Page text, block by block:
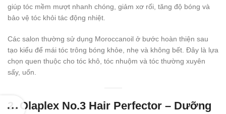
giúp tóc mềm mượt nhanh chóng, giảm xơ rối, tăng độ bóng và
bảo vệ tóc khỏi tác động nhiệt.
Các salon thường sử dụng Moroccanoil ở bước hoàn thiện sau
tạo kiểu để mái tóc trông bóng khỏe, nhẹ và không bết. Đây là lựa
chọn quen thuộc cho tóc khô, tóc nhuộm và tóc thường xuyên
sấy, uốn.
2. Olaplex No.3 Hair Perfector – Dưỡng